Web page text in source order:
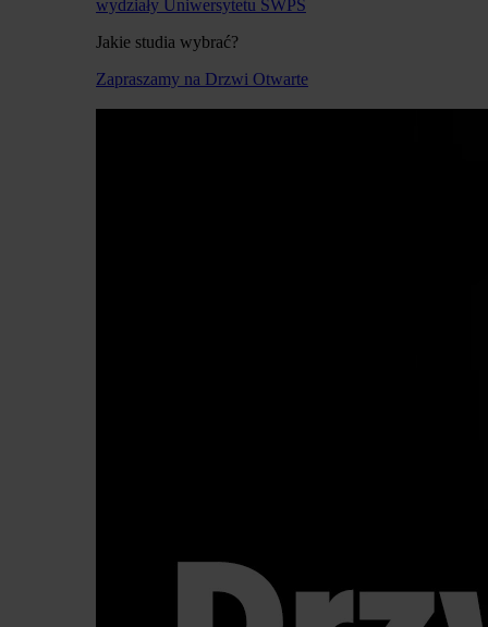
wydziały Uniwersytetu SWPS
Jakie studia wybrać?
Zapraszamy na Drzwi Otwarte